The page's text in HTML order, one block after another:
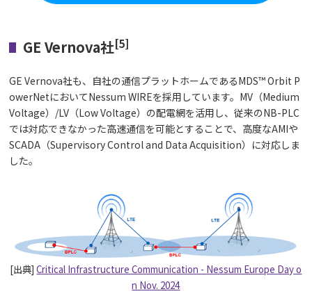
GE Vernova社[5]
GE Vernova社も、自社の通信プラットホームであるMDS™ Orbit P
owerNetにおいてNessum WIREを採用しています。MV（Medium
Voltage）/LV（Low Voltage）の配電網を活用し、従来のNB-PLC
では対応できなかった高速通信を可能とすることで、高度なAMIや
SCADA（Supervisory Control and Data Acquisition）に対応しま
した。
[出典]Critical Infrastructure Communication - Nessum Europe Day o
n Nov. 2024